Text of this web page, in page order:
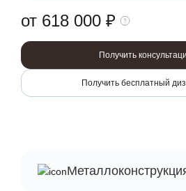
от 618 000 ₽
Получить
Получить бесплатный